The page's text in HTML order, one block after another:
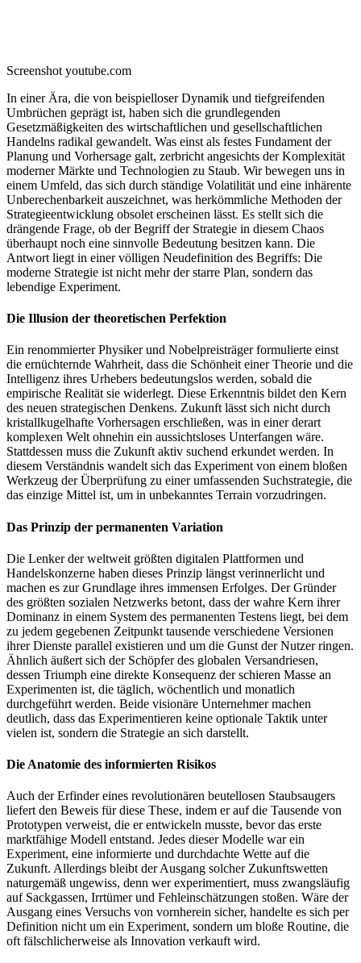
Screenshot youtube.com
In einer Ära, die von beispielloser Dynamik und tiefgreifenden
Umbrüchen geprägt ist, haben sich die grundlegenden
Gesetzmäßigkeiten des wirtschaftlichen und gesellschaftlichen
Handelns radikal gewandelt. Was einst als festes Fundament der
Planung und Vorhersage galt, zerbricht angesichts der Komplexität
moderner Märkte und Technologien zu Staub. Wir bewegen uns in
einem Umfeld, das sich durch ständige Volatilität und eine inhärente
Unberechenbarkeit auszeichnet, was herkömmliche Methoden der
Strategieentwicklung obsolet erscheinen lässt. Es stellt sich die
drängende Frage, ob der Begriff der Strategie in diesem Chaos
überhaupt noch eine sinnvolle Bedeutung besitzen kann. Die
Antwort liegt in einer völligen Neudefinition des Begriffs: Die
moderne Strategie ist nicht mehr der starre Plan, sondern das
lebendige Experiment.
Die Illusion der theoretischen Perfektion
Ein renommierter Physiker und Nobelpreisträger formulierte einst
die ernüchternde Wahrheit, dass die Schönheit einer Theorie und die
Intelligenz ihres Urhebers bedeutungslos werden, sobald die
empirische Realität sie widerlegt. Diese Erkenntnis bildet den Kern
des neuen strategischen Denkens. Zukunft lässt sich nicht durch
kristallkugelhafte Vorhersagen erschließen, was in einer derart
komplexen Welt ohnehin ein aussichtsloses Unterfangen wäre.
Stattdessen muss die Zukunft aktiv suchend erkundet werden. In
diesem Verständnis wandelt sich das Experiment von einem bloßen
Werkzeug der Überprüfung zu einer umfassenden Suchstrategie, die
das einzige Mittel ist, um in unbekanntes Terrain vorzudringen.
Das Prinzip der permanenten Variation
Die Lenker der weltweit größten digitalen Plattformen und
Handelskonzerne haben dieses Prinzip längst verinnerlicht und
machen es zur Grundlage ihres immensen Erfolges. Der Gründer
des größten sozialen Netzwerks betont, dass der wahre Kern ihrer
Dominanz in einem System des permanenten Testens liegt, bei dem
zu jedem gegebenen Zeitpunkt tausende verschiedene Versionen
ihrer Dienste parallel existieren und um die Gunst der Nutzer ringen.
Ähnlich äußert sich der Schöpfer des globalen Versandriesen,
dessen Triumph eine direkte Konsequenz der schieren Masse an
Experimenten ist, die täglich, wöchentlich und monatlich
durchgeführt werden. Beide visionäre Unternehmer machen
deutlich, dass das Experimentieren keine optionale Taktik unter
vielen ist, sondern die Strategie an sich darstellt.
Die Anatomie des informierten Risikos
Auch der Erfinder eines revolutionären beutellosen Staubsaugers
liefert den Beweis für diese These, indem er auf die Tausende von
Prototypen verweist, die er entwickeln musste, bevor das erste
marktfähige Modell entstand. Jedes dieser Modelle war ein
Experiment, eine informierte und durchdachte Wette auf die
Zukunft. Allerdings bleibt der Ausgang solcher Zukunftswetten
naturgemäß ungewiss, denn wer experimentiert, muss zwangsläufig
auf Sackgassen, Irrtümer und Fehleinschätzungen stoßen. Wäre der
Ausgang eines Versuchs von vornherein sicher, handelte es sich per
Definition nicht um ein Experiment, sondern um bloße Routine, die
oft fälschlicherweise als Innovation verkauft wird.